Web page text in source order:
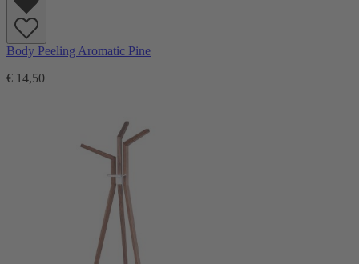
Body Peeling Aromatic Pine
€ 14,50